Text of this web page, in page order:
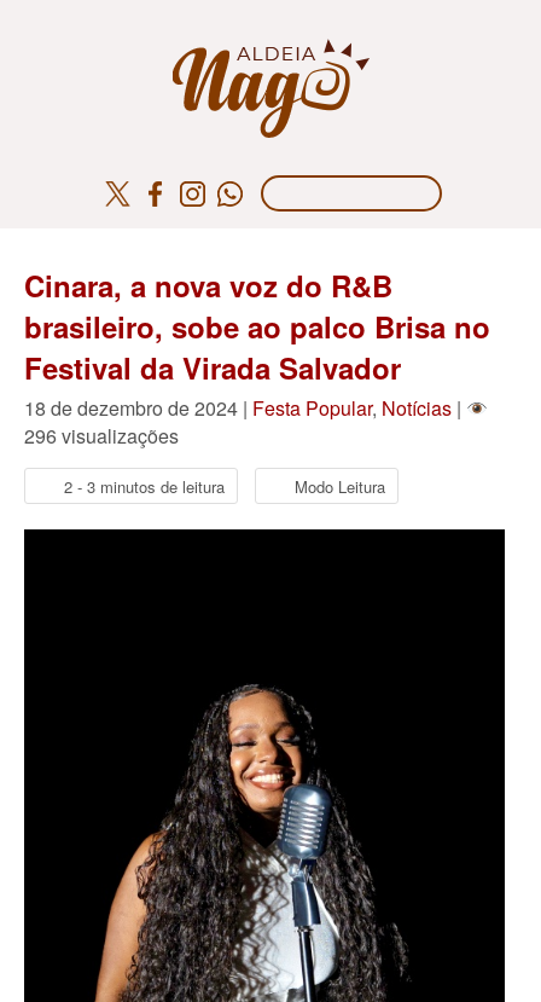
Cinara, a nova voz do R&B
brasileiro, sobe ao palco Brisa no
Festival da Virada Salvador
18 de dezembro de 2024 | Festa Popular, Notícias |
296 visualizações
2 - 3 minutos de leitura Modo Leitura